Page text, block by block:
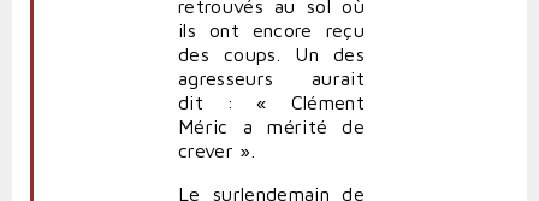
retrouvés au sol où
ils ont encore reçu
des coups. Un des
agresseurs aurait
dit : « Clément
Méric a mérité de
crever ».
Le surlendemain de